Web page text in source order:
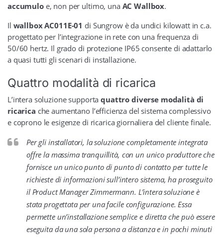
accumuloe, non per ultimo, una AC Wallbox.
Il wallbox AC011E-01 di Sungrow è da undici kilowatt in c.a.
progettato per l’integrazione in rete con una frequenza di
50/60 hertz. Il grado di protezione IP65 consente di adattarlo
a quasi tutti gli scenari di installazione.
Quattro modalità di ricarica
L’intera soluzione supportaquattro diverse modalità di
ricarica che aumentano l’efficienza del sistema complessivo
e coprono le esigenze di ricarica giornaliera del cliente finale.
Per gli installatori, la soluzione completamente integrata
offre la massima tranquillità, con un unico produttore che
fornisce un unico punto di punto di contatto per tutte le
richieste di informazioni sull’intero sistema, ha proseguito
il Product Manager Zimmermann. L’intera soluzione è
stata progettata per una facile configurazione. Essa
permette un’installazione semplice e diretta che può essere
eseguita da una sola persona a distanza e in pochi minuti